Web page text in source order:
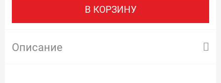
В КОРЗИНУ
Описание